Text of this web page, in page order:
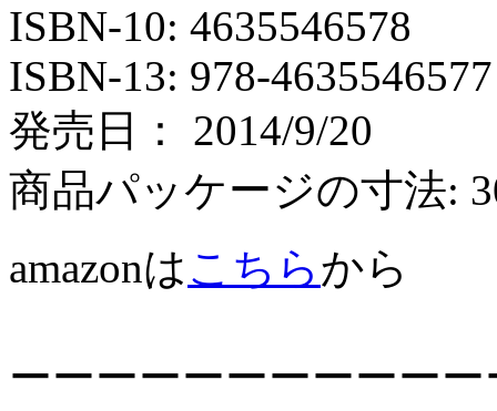
ISBN-10: 4635546578
ISBN-13: 978-4635546577
発売日： 2014/9/20
商品パッケージの寸法:
amazonはこちらから
ーーーーーーーーーー